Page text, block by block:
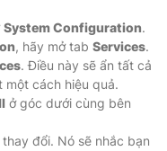
System Configuration.
, hãy mở tab Services.
. Điều này sẽ ẩn tất cả
cách hiệu quả.
ở góc dưới cùng bên
đổi. Nó sẽ nhắc bạn